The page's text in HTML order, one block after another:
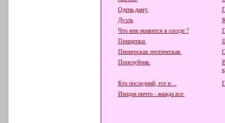
Одень даму.
Дуэль
Что мне нравится в соседе ?
Прищепки.
Пионерская эротическая.
Поцелуйчик.
Кто последний, тот и ...
Имидж ничто - жажда все.